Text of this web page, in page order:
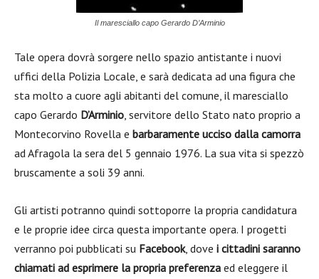
Il maresciallo capo Gerardo D’Arminio
Tale opera dovrà sorgere nello spazio antistante i nuovi
uffici della Polizia Locale, e sarà dedicata ad una figura che
sta molto a cuore agli abitanti del comune, il maresciallo
capo Gerardo D’Arminio, servitore dello Stato nato proprio a
Montecorvino Rovella e barbaramente ucciso dalla camorra
ad Afragola la sera del 5 gennaio 1976. La sua vita si spezzò
bruscamente a soli 39 anni.
Gli artisti potranno quindi sottoporre la propria candidatura
e le proprie idee circa questa importante opera. I progetti
verranno poi pubblicati su Facebook, dove i cittadini saranno
chiamati ad esprimere la propria preferenza ed eleggere il